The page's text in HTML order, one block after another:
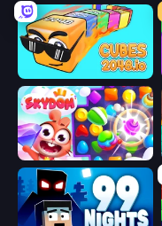
Cubes 2048.io
Skydom